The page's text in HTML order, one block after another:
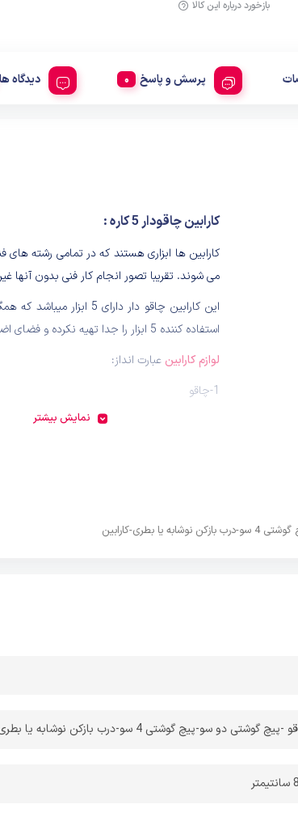
بازخورد درباره این کالا
پرسش و پاسخ دیدگاه ها
کارابین چاقودار 5 کاره :
کارابین ها ابزاری هستند که در تمامی رشته های
می شوند. تقریبا تصور انجام کار فنی بدون آنها
این کارابین چاقو دار
استفاده کننده 5 ابزار را جدا تهیه نکرده و فضای اضافی را نگیرد.
لوازم کارابین عبارت انداز:
1-چاقو
نمایش بیشتر
بطری-کارابین
گوشتی دو سو-پیچ گوشتی 4 سو-درب بازکن نوشابه یا بطری-کارابین